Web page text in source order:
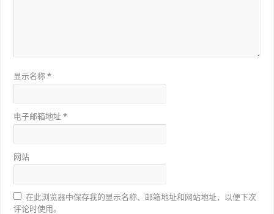
显示名称*
电子邮箱地址*
网站
在此浏览器中保存我的显示名称、邮箱地址和网站地址，以便下次
评论时使用。